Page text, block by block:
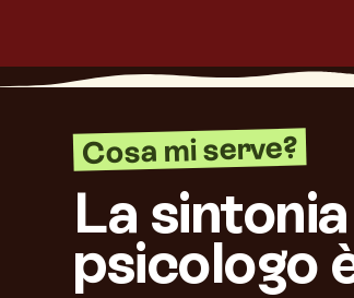
Cosa mi serve?
La
psicologo